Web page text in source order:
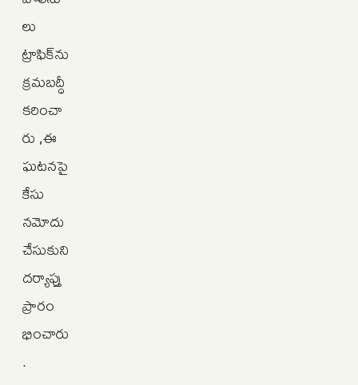
లు
ట్రాఫిక్‌ను
క్రమబద్ధీ
కరించా
రు ,ఈ
ఘటనపై
కేసు
నమోదు
చేసుకుని
దర్యాప్తు
ప్రారం
భించారు
.